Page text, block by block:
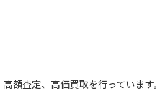
額査定、高価買取を行っています。